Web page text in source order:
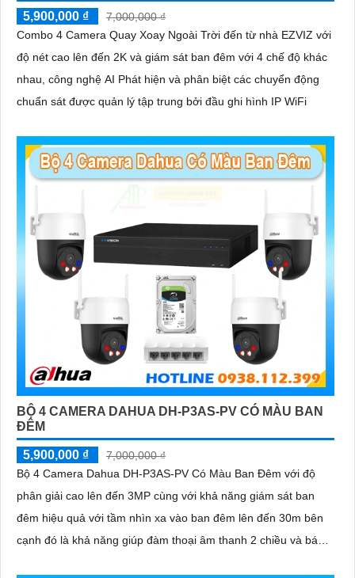
5,900,000 ₫
7,000,000 ₫
Combo 4 Camera Quay Xoay Ngoài Trời đến từ nhà EZVIZ với
độ nét cao lên đến 2K và giám sát ban đêm với 4 chế độ khác
nhau, công nghệ AI Phát hiện và phân biệt các chuyển động
chuẩn sát được quản lý tập trung bởi đầu ghi hình IP WiFi
BỘ 4 CAMERA DAHUA DH-P3AS-PV CÓ MÀU BAN
ĐÊM
5,900,000 ₫
7,000,000 ₫
Bộ 4 Camera Dahua DH-P3AS-PV Có Màu Ban Đêm với độ
phân giải cao lên đến 3MP cùng với khả năng giám sát ban
đêm hiệu quả với tầm nhìn xa vào ban đêm lên đến 30m bên
cạnh đó là khả năng giúp đàm thoại âm thanh 2 chiều và báo